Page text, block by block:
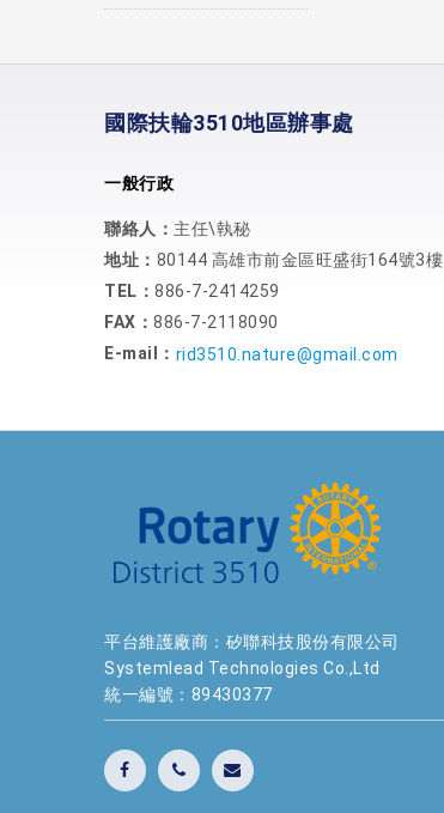
國際扶輪3510地區辦事處
一般行政
聯絡人： 主任\執秘
地址： 80144 高雄市前金區旺盛街164號3樓
TEL： 886-7-2414259
FAX： 886-7-2118090
E-mail： rid3510.nature@gmail.com
平台維護廠商：矽聯科技股份有限公司
Systemlead Technologies Co.,Ltd
統一編號：89430377